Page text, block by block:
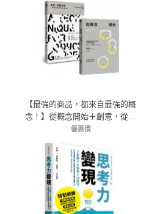
【最強的商品，都來自最強的概
念！】從概念開始＋創意，從無
到有
優惠價